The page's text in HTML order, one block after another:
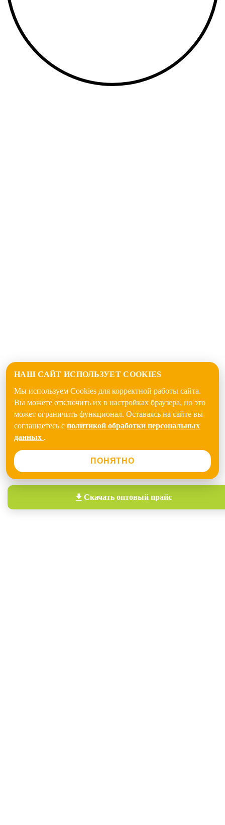
НАШ САЙТ ИСПОЛЬЗУЕТ COOKIES
Мы используем Cookies для корректной работы сайта.
Вы можете отключить их в настройках браузера, но это
может ограничить функционал. Оставаясь на сайте вы
соглашаетесь с политикой обработки персональных
данных .
ПОНЯТНО
Скачать оптовый прайс